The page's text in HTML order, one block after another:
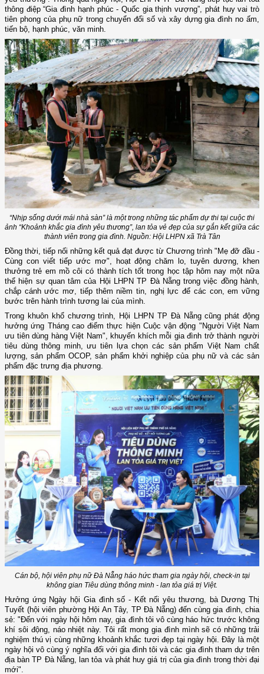
thông điệp “Gia đình hạnh phúc - Quốc gia thịnh vượng”, phát huy vai trò
tiên phong của phụ nữ trong chuyển đổi số và xây dựng gia đình no ấm,
tiến bộ, hạnh phúc, văn minh.
“Nhịp sống dưới mái nhà sàn” là một trong những tác phẩm dự thi tại cuộc thi
ảnh “Khoảnh khắc gia đình yêu thương”, lan tỏa vẻ đẹp của sự gắn kết giữa các
thành viên trong gia đình. Nguồn: Hội LHPN xã Trà Tân
Đồng thời, tiếp nối những kết quả đạt được từ Chương trình "Mẹ đỡ đầu -
Cùng con viết tiếp ước mơ", hoạt động chăm lo, tuyên dương, khen
thưởng trẻ em mồ côi có thành tích tốt trong học tập hôm nay một nữa
thể hiện sự quan tâm của Hội LHPN TP Đà Nẵng trong việc đồng hành,
chắp cánh ước mơ, tiếp thêm niềm tin, nghị lực để các con, em vững
bước trên hành trình tương lai của mình.
Trong khuôn khổ chương trình, Hội LHPN TP Đà Nẵng cũng phát động
hưởng ứng Tháng cao điểm thực hiện Cuộc vận động "Người Việt Nam
ưu tiên dùng hàng Việt Nam", khuyến khích mỗi gia đình trở thành người
tiêu dùng thông minh, ưu tiên lựa chọn các sản phẩm Việt Nam chất
lượng, sản phẩm OCOP, sản phẩm khởi nghiệp của phụ nữ và các sản
phẩm đặc trưng địa phương.
Cán bộ, hội viên phụ nữ Đà Nẵng háo hức tham gia ngày hội, check-in tại
không gian Tiêu dùng thông minh - lan tỏa giá trị Việt.
Hưởng ứng Ngày hội Gia đình số - Kết nối yêu thương, bà Dương Thị
Tuyết (hội viên phường Hội An Tây, TP Đà Nẵng) đến cùng gia đình, chia
sẻ: "Đến với ngày hội hôm nay, gia đình tôi vô cùng háo hức trước không
khí sôi động, náo nhiệt này. Tôi rất mong gia đình mình sẽ có những trải
nghiệm thú vị cùng những khoảnh khắc tươi đẹp tại ngày hội. Đây là một
ngày hội vô cùng ý nghĩa đối với gia đình tôi và các gia đình tham dự trên
địa bàn TP Đà Nẵng, lan tỏa và phát huy giá trị của gia đình trong thời đại
mới".